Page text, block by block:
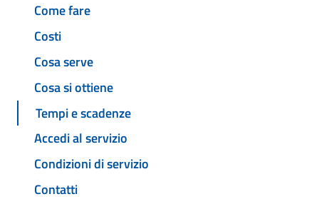
Come fare
Costi
Cosa serve
Cosa si ottiene
Tempi e scadenze
Accedi al servizio
Condizioni di servizio
Contatti